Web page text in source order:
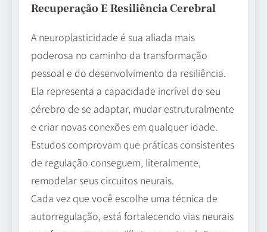
Recuperação E Resiliência Cerebral
A neuroplasticidade é sua aliada mais
poderosa no caminho da transformação
pessoal e do desenvolvimento da resiliência.
Ela representa a capacidade incrível do seu
cérebro de se adaptar, mudar estruturalmente
e criar novas conexões em qualquer idade.
Estudos comprovam que práticas consistentes
de regulação conseguem, literalmente,
remodelar seus circuitos neurais.
Cada vez que você escolhe uma técnica de
autorregulação, está fortalecendo vias neurais